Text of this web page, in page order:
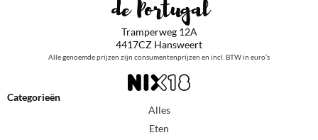
Tramperweg 12A
4417CZ Hansweert
Alle genoemde prijzen zijn consumentenprijzen en incl. BTW in euro’s
Categorieën
Alles
Eten